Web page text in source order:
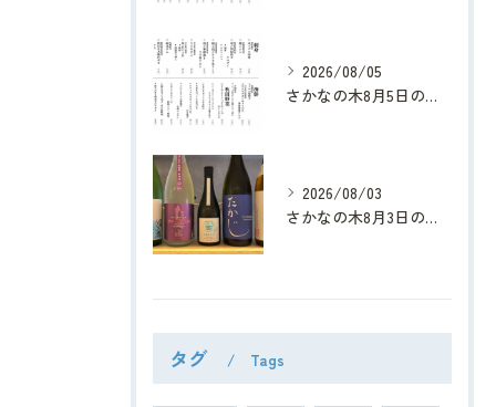
2026/08/05
さかなの木8月5日のメニューです。
2026/08/03
さかなの木8月3日のメニューです。
タグ Tags